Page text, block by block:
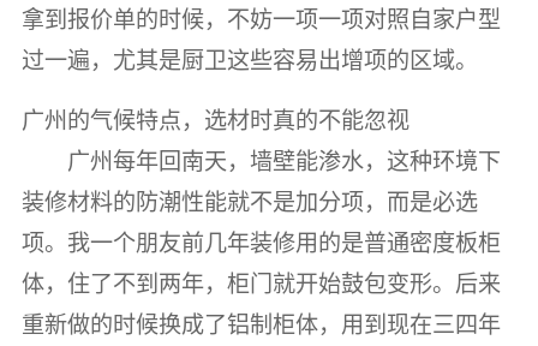
拿到报价单的时候，不妨一项一项对照自家户型
过一遍，尤其是厨卫这些容易出增项的区域。
广州的气候特点，选材时真的不能忽视
广州每年回南天，墙壁能渗水，这种环境下
装修材料的防潮性能就不是加分项，而是必选
项。我一个朋友前几年装修用的是普通密度板柜
体，住了不到两年，柜门就开始鼓包变形。后来
重新做的时候换成了铝制柜体，用到现在三四年